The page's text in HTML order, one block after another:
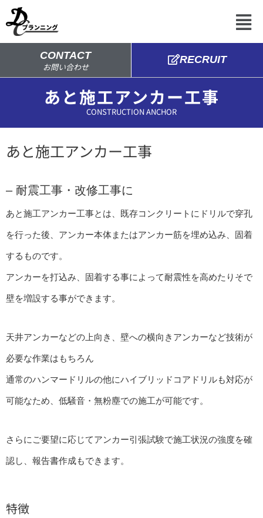
ス
プ
メ
ニ
CONTACT
お問い合わせ
RECRUIT
あと施工アンカー工事
CONSTRUCTION ANCHOR
あと施工アンカー工事
– 耐震工事・改修工事に
あと施工アンカー工事とは、既存コンクリートにドリルで穿孔
を行った後、アンカー本体またはアンカー筋を埋め込み、固着
するものです。
アンカーを打込み、固着する事によって耐震性を高めたりそで
壁を増設する事ができます。
天井アンカーなどの上向き、壁への横向きアンカーなど技術が
必要な作業はもちろん
通常のハンマードリルの他にハイブリッドコアドリルも対応が
可能なため、低騒音・無粉塵での施工が可能です。
さらにご要望に応じてアンカー引張試験で施工状況の強度を確
認し、報告書作成もできます。
特徴